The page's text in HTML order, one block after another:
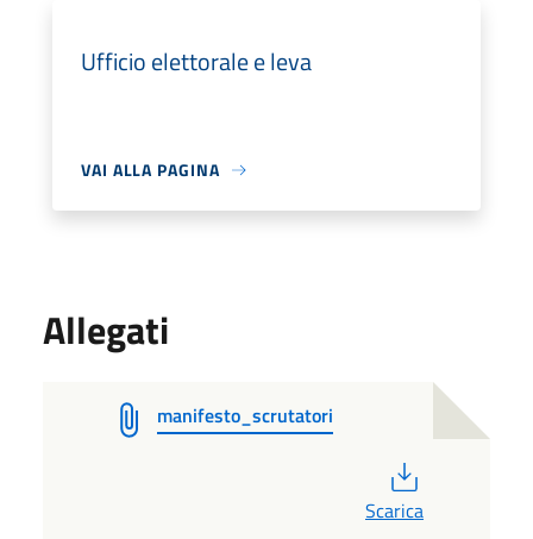
Ufficio elettorale e leva
VAI ALLA PAGINA
Allegati
manifesto_scrutatori
Scarica